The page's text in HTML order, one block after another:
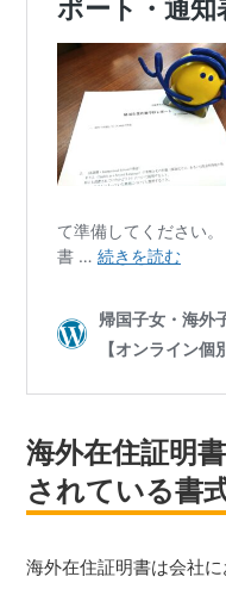
海外在住証明
されている書
海外在住証明書は会社